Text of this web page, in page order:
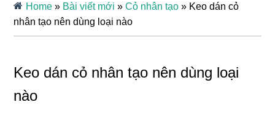
Home » Bài viết mới »Cỏ nhân tạo » Keo dán cỏ
nhân tạo nên dùng loại nào
Keo dán cỏ nhân tạo nên dùng loại
nào